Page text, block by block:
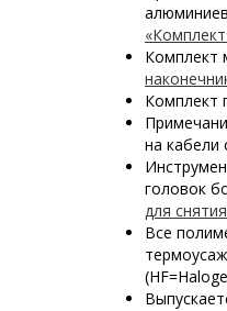
Комплект
Комплект
на
головок
для
Все